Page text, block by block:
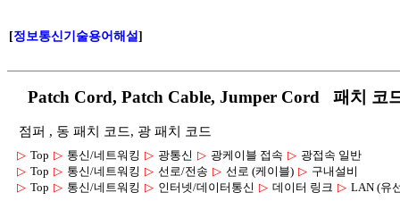
[정보통신기술용어해설]
Patch Cord, Patch Cable, Jumper Cord 패치 코
점퍼 , 동 패치 코드, 광 패치 코드
▷ Top ▷ 통신/네트워킹 ▷ 광통신 ▷ 광케이블 접속 ▷ 광접속 일반
▷ Top ▷ 통신/네트워킹 ▷ 선로/전송 ▷ 선로 (케이블) ▷ 구내설비
▷ Top ▷ 통신/네트워킹 ▷ 인터넷/데이터통신 ▷ 데이터 링크 ▷ LAN (유